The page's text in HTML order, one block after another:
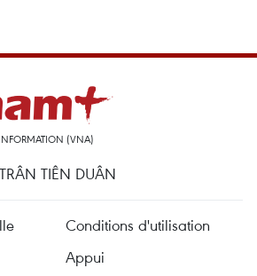
(VNA)
TIÊN DUÂN
Conditions d'utilisation
Appui